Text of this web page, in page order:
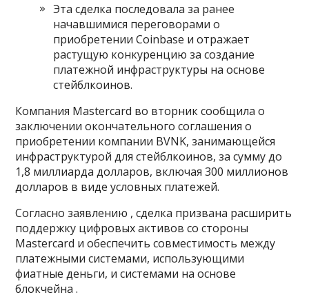
Эта сделка последовала за ранее
начавшимися переговорами о
приобретении Coinbase и отражает
растущую конкуренцию за создание
платежной инфраструктуры на основе
стейблкоинов.
Компания Mastercard во вторник сообщила о
заключении окончательного соглашения о
приобретении компании BVNK, занимающейся
инфраструктурой для стейблкоинов, за сумму до
1,8 миллиарда долларов, включая 300 миллионов
долларов в виде условных платежей.
Согласно заявлению , сделка призвана расширить
поддержку цифровых активов со стороны
Mastercard и обеспечить совместимость между
платежными системами, использующими
фиатные деньги, и системами на основе
блокчейна .